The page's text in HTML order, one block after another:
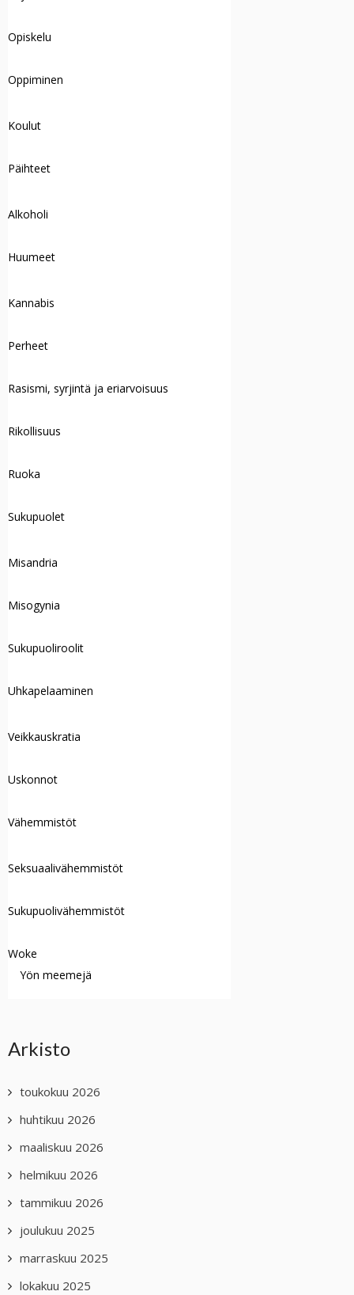
Opiskelu
Oppiminen
Koulut
Päihteet
Alkoholi
Huumeet
Kannabis
Perheet
Rasismi, syrjintä ja eriarvoisuus
Rikollisuus
Ruoka
Sukupuolet
Misandria
Misogynia
Sukupuoliroolit
Uhkapelaaminen
Veikkauskratia
Uskonnot
Vähemmistöt
Seksuaalivähemmistöt
Sukupuolivähemmistöt
Woke
Yön meemejä
Arkisto
toukokuu 2026
huhtikuu 2026
maaliskuu 2026
helmikuu 2026
tammikuu 2026
joulukuu 2025
marraskuu 2025
lokakuu 2025